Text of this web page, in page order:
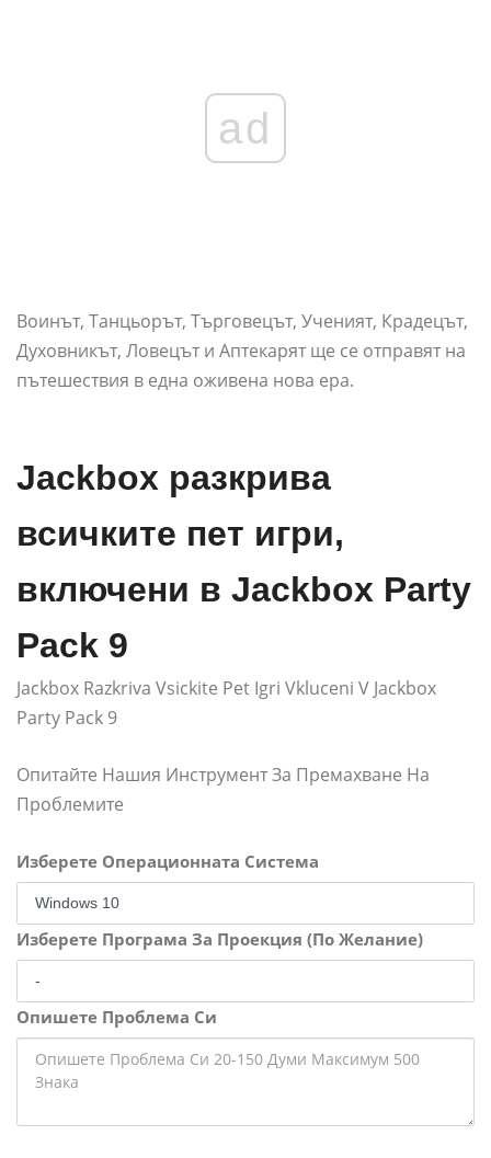
ad
Воинът, Танцьорът, Търговецът, Ученият, Крадецът,
Духовникът, Ловецът и Аптекарят ще се отправят на
пътешествия в една оживена нова ера.
Jackbox разкрива
всичките пет игри,
включени в Jackbox Party
Pack 9
Jackbox Razkriva Vsickite Pet Igri Vkluceni V Jackbox
Party Pack 9
Опитайте Нашия Инструмент За Премахване На
Проблемите
Изберете Операционната Система
Изберете Програма За Проекция (По Желание)
Опишете Проблема Си